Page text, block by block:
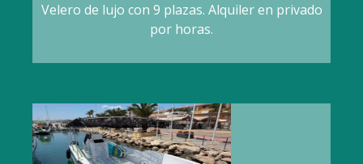
Velero de lujo con 9 plazas. Alquiler en privado
por horas.